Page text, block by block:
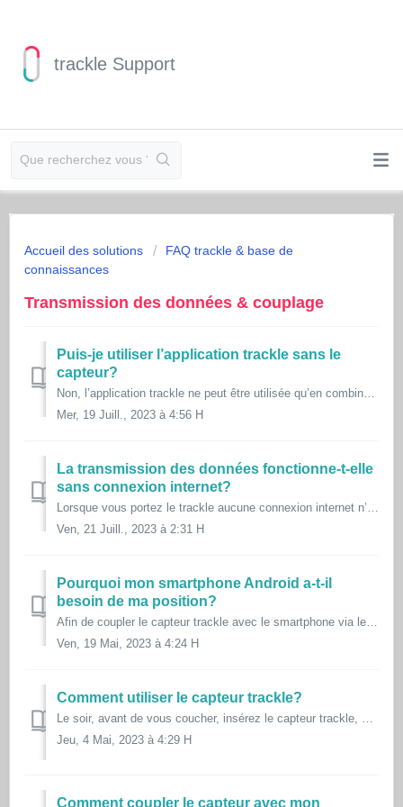
trackle Support
Accueil des solutions
FAQ trackle & base de
connaissances
Transmission des données & couplage
Puis-je utiliser l’application trackle sans le
capteur?
Non, l’application trackle ne peut être utilisée qu’en combinaison avec le capteur trackle.
Mer, 19 Juill., 2023 à 4:56 H
La transmission des données fonctionne-t-elle
sans connexion internet?
Lorsque vous portez le trackle aucune connexion internet n’est requise, il n’y a aucune transmission d’ondes car l’appareil n’est pas connecté. La connexion...
Ven, 21 Juill., 2023 à 2:31 H
Pourquoi mon smartphone Android a-t-il
besoin de ma position?
Afin de coupler le capteur trackle avec le smartphone via le Bluetooth, les informations de localisation des smartphones Android doivent être activées. C&#...
Ven, 19 Mai, 2023 à 4:24 H
Comment utiliser le capteur trackle?
Le soir, avant de vous coucher, insérez le capteur trackle, préalablement nettoyé, par voie vaginale, avec des mains propres, comme un tampon. Laissez-le t...
Jeu, 4 Mai, 2023 à 4:29 H
Comment coupler le capteur avec mon